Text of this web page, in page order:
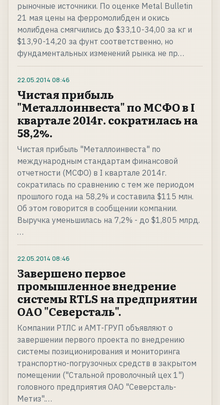
рыночные источники. По оценке Metal Bulletin
21 мая цены на ферромолибден и окись
молибдена смягчились до $33,10-34,00 за кг и
$13,90-14,20 за фунт соответственно, но
фундаментальных изменений рынка не пр…
22.05.2014 08:46
Чистая прибыль
"Металлоинвеста" по МСФО в I
квартале 2014г. сократилась на
58,2%.
Чистая прибыль "Металлоинвеста" по
международным стандартам финансовой
отчетности (МСФО) в I квартале 2014г.
сократилась по сравнению с тем же периодом
прошлого года на 58,2% и составила $115 млн.
Об этом говорится в сообщении компании.
Выручка уменьшилась на 7,2% - до $1,805 млрд.
…
22.05.2014 08:46
Завершено первое
промышленное внедрение
системы RTLS на предприятии
ОАО "Северсталь".
Компании РТЛС и АМТ-ГРУП объявляют о
завершении первого проекта по внедрению
системы позиционирования и мониторинга
транспортно-погрузочных средств в закрытом
помещении ("Стальной проволочный цех 1")
головного предприятия ОАО "Северсталь-
Метиз".…